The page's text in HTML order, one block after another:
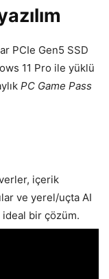
PCIe Gen5 SSD
11 Pro ile yüklü
PC Game Pass
içerik
ve yerel/uçta AI
bir çözüm.